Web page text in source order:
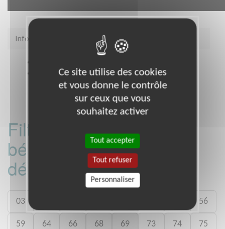
Infos pratiques
CoordonnéesEAUBONNE (95600)
Filtrer les missions
bénévoles par
département :
03 56
59 64 66 68 69 73 74 75
Ce site utilise des cookies
et vous donne le contrôle
sur ceux que vous
souhaitez activer
Tout accepter
Tout refuser
Personnaliser